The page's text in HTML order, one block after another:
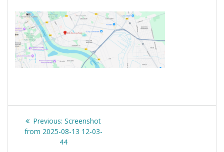
Nawigacja
wpisu
Previous: Previous
post:
Screenshot
from 2025-08-13 12-03-
44